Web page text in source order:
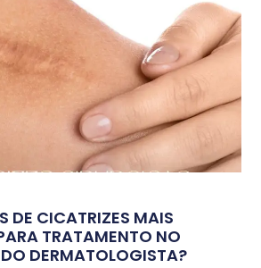
DE CICATRIZES MAIS
TRATAMENTO NO
DERMATOLOGISTA?